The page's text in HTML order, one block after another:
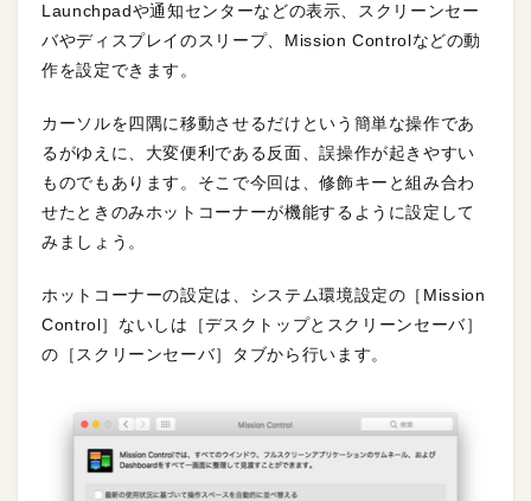
Launchpadや通知センターなどの表示、スクリーンセー
バやディスプレイのスリープ、Mission Controlなどの動
作を設定できます。
カーソルを四隅に移動させるだけという簡単な操作であ
るがゆえに、大変便利である反面、誤操作が起きやすい
ものでもあります。そこで今回は、修飾キーと組み合わ
せたときのみホットコーナーが機能するように設定して
みましょう。
ホットコーナーの設定は、システム環境設定の［Mission
Control］ないしは［デスクトップとスクリーンセーバ］
の［スクリーンセーバ］タブから行います。